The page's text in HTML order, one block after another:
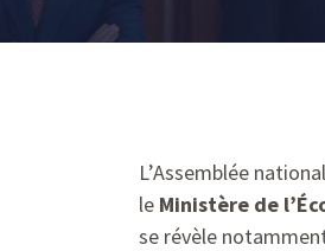
L’Assemblée
le Ministère de
se révèle